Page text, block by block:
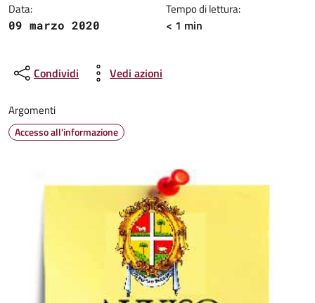
Data:
09 marzo 2020
Tempo di lettura:
< 1 min
Condividi Vedi azioni
Argomenti
Accesso all'informazione